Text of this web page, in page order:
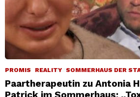
PROMIS REALITY SOMMERHAUS DER
Paartherapeutin zu Antonia